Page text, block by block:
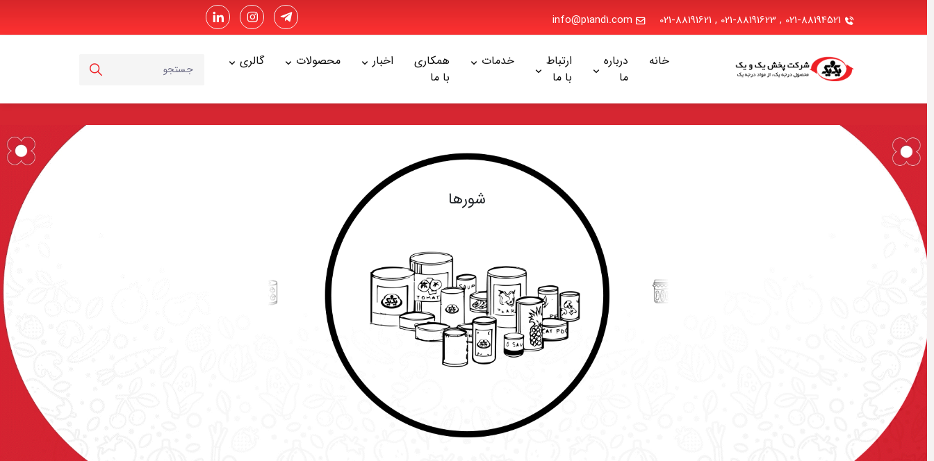
021-88194521
,
021-88191623
,
021-88191621
info@p1and1.com
خانه
درباره
ما
ارتباط
با ما
خدمات
همکاری
با ما
اخبار محصولات گالری
شورها